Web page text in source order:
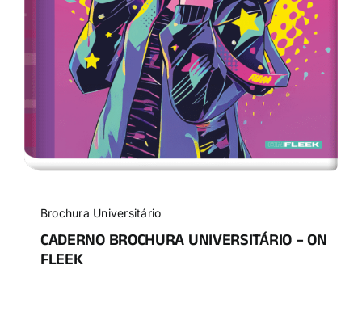
Brochura Universitário
CADERNO BROCHURA UNIVERSITÁRIO – ON
FLEEK